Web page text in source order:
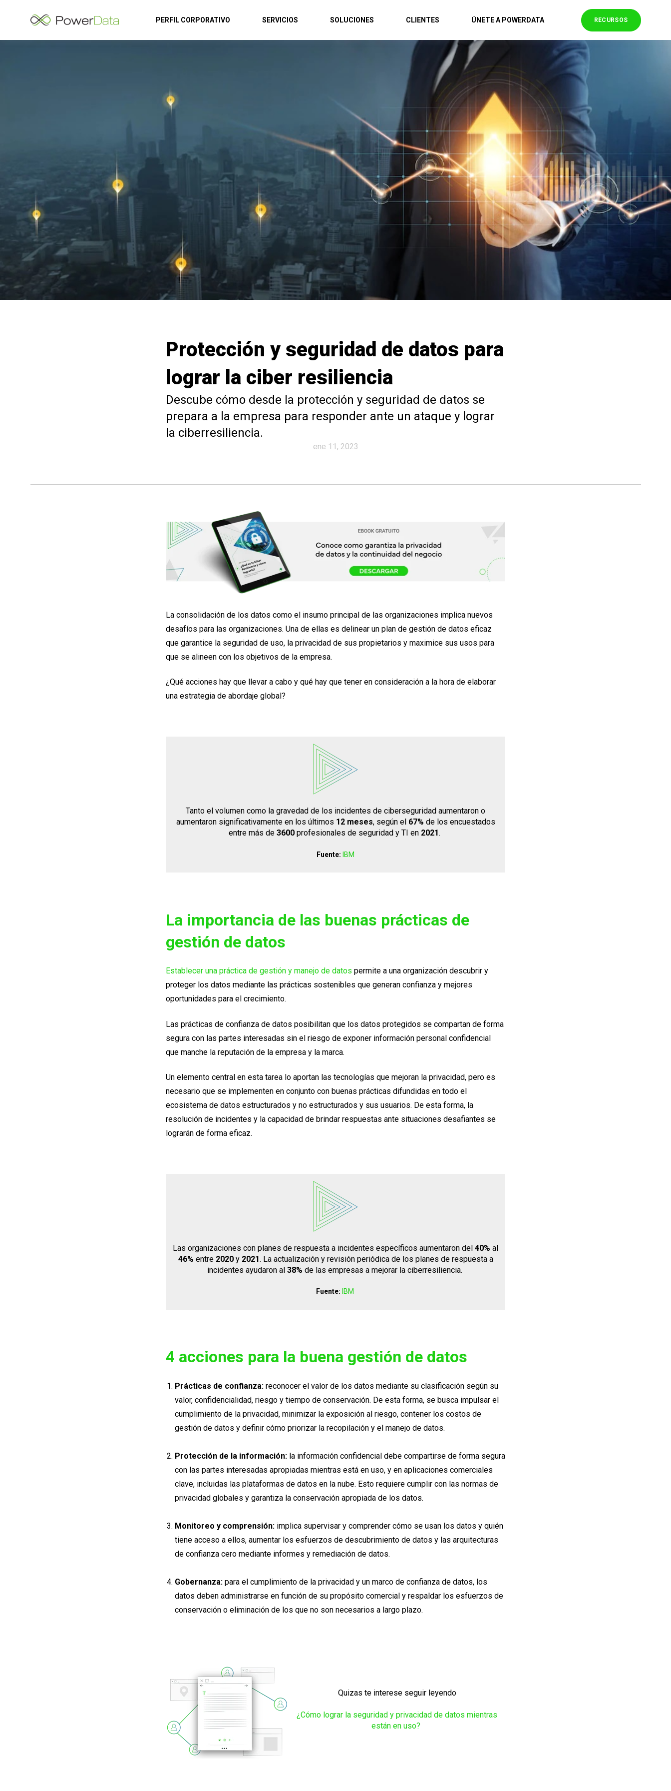
PERFIL CORPORATIVO SERVICIOS SOLUCIONES CLIENTES ÚNETE A POWERDATA RECURSOS
Protección y seguridad de datos para
lograr la ciber resiliencia
Descube cómo desde la protección y seguridad de datos se
prepara a la empresa para responder ante un ataque y lograr
la ciberresiliencia.
ene 11, 2023
La consolidación de los datos como el insumo principal de las organizaciones implica nuevos
desafíos para las organizaciones. Una de ellas es delinear un plan de gestión de datos eficaz
que garantice la seguridad de uso, la privacidad de sus propietarios y maximice sus usos para
que se alineen con los objetivos de la empresa.
¿Qué acciones hay que llevar a cabo y qué hay que tener en consideración a la hora de elaborar
una estrategia de abordaje global?
Tanto el volumen como la gravedad de los incidentes de ciberseguridad aumentaron o
aumentaron significativamente en los últimos 12 meses, según el 67% de los encuestados
entre más de 3600 profesionales de seguridad y TI en 2021.
Fuente: IBM
La importancia de las buenas prácticas de
gestión de datos
Establecer una práctica de gestión y manejo de datos permite a una organización descubrir y
proteger los datos mediante las prácticas sostenibles que generan confianza y mejores
oportunidades para el crecimiento.
Las prácticas de confianza de datos posibilitan que los datos protegidos se compartan de forma
segura con las partes interesadas sin el riesgo de exponer información personal confidencial
que manche la reputación de la empresa y la marca.
Un elemento central en esta tarea lo aportan las tecnologías que mejoran la privacidad, pero es
necesario que se implementen en conjunto con buenas prácticas difundidas en todo el
ecosistema de datos estructurados y no estructurados y sus usuarios. De esta forma, la
resolución de incidentes y la capacidad de brindar respuestas ante situaciones desafiantes se
lograrán de forma eficaz.
Las organizaciones con planes de respuesta a incidentes específicos aumentaron del 40% al
46% entre 2020y 2021. La actualización y revisión periódica de los planes de respuesta a
incidentes ayudaron al 38% de las empresas a mejorar la ciberresiliencia.
Fuente: IBM
4 acciones para la buena gestión de datos
Prácticas de confianza:reconocer el valor de los datos mediante su clasificación según su
valor, confidencialidad, riesgo y tiempo de conservación. De esta forma, se busca impulsar el
cumplimiento de la privacidad, minimizar la exposición al riesgo, contener los costos de
gestión de datos y definir cómo priorizar la recopilación y el manejo de datos.
Protección de la información:la información confidencial debe compartirse de forma segura
con las partes interesadas apropiadas mientras está en uso, y en aplicaciones comerciales
clave, incluidas las plataformas de datos en la nube. Esto requiere cumplir con las normas de
privacidad globales y garantiza la conservación apropiada de los datos.
Monitoreo y comprensión:implica supervisar y comprender cómo se usan los datos y quién
tiene acceso a ellos, aumentar los esfuerzos de descubrimiento de datos y las arquitecturas
de confianza cero mediante informes y remediación de datos.
Gobernanza:para el cumplimiento de la privacidad y un marco de confianza de datos, los
datos deben administrarse en función de su propósito comercial y respaldar los esfuerzos de
conservación o eliminación de los que no son necesarios a largo plazo.
Quizas te interese seguir leyendo
¿Cómo lograr la seguridad y privacidad de datos mientras
están en uso?